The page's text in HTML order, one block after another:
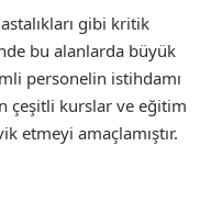
gibi kritik
bu alanlarda büyük
personelin istihdamı
çeşitli kurslar ve eğitim
etmeyi amaçlamıştır.